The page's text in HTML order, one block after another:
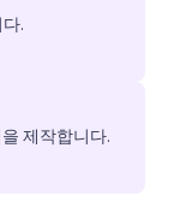
.
제작합니다.